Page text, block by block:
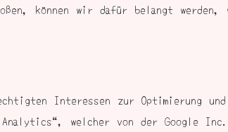
können wir dafür belangt
Interessen zur Optimierung
welcher von der Google Inc.